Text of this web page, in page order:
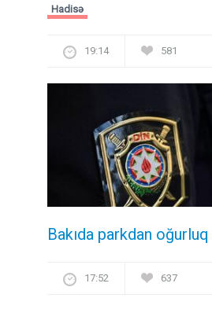
Hadisə
19:14 581
Bakıda parkdan
17:52 637